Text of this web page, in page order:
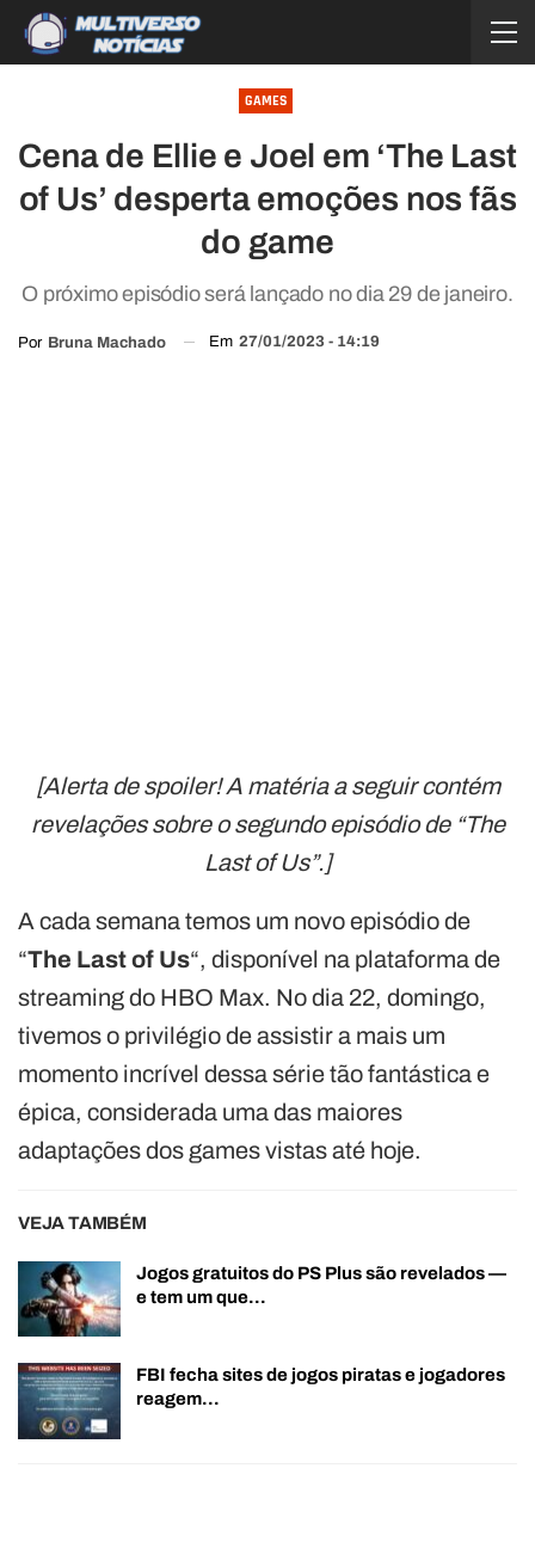
GAMES
Cena de Ellie e Joel em ‘The Last
of Us’ desperta emoções nos fãs
do game
O próximo episódio será lançado no dia 29 de janeiro.
Por Bruna Machado Em 27/01/2023 - 14:19
[Alerta de spoiler! A matéria a seguir contém
revelações sobre o segundo episódiode “The
Last of Us”.]
A cada semana temos um novo episódio de
“The Last of Us“, disponível na plataforma de
streaming do HBO Max. No dia 22, domingo,
tivemos o privilégio de assistir a mais um
momento incrível dessa série tão fantástica e
épica, considerada uma das maiores
adaptações dos games vistas até hoje.
VEJA TAMBÉM
Jogos gratuitos do PS Plus são revelados —
e tem um que…
FBI fecha sites de jogos piratas e jogadores
reagem…